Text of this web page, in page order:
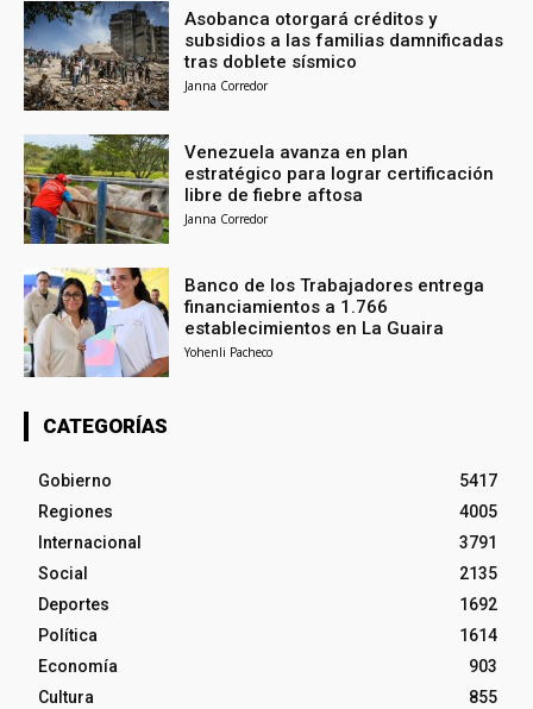
Asobanca otorgará créditos y
subsidios a las familias damnificadas
tras doblete sísmico
Janna Corredor
Venezuela avanza en plan
estratégico para lograr certificación
libre de fiebre aftosa
Janna Corredor
Banco de los Trabajadores entrega
financiamientos a 1.766
establecimientos en La Guaira
Yohenli Pacheco
CATEGORÍAS
Gobierno
5417
Regiones
4005
Internacional
3791
Social
2135
Deportes
1692
Política
1614
Economía
903
Cultura
855